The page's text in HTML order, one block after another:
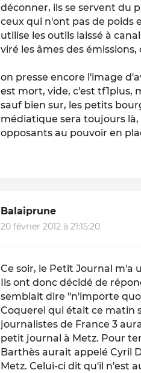
déconner, ils se servent du
ceux qui n'ont pas de poids
utilise les outils laissé à
viré les âmes des
on presse encore l'image
est mort, vide, c'est tf1plus,
sauf bien sur, les petits
médiatique sera toujours là,
opposants au pouvoir en
Balaiprune
20 février 2012 à 21:15:20
Ce soir, le Petit Journal m'a
Ils ont donc décidé de
semblait dire "n'importe
Coquerel qui était ce matin
journalistes de France 3
petit journal à Metz. Pour
Barthès aurait appelé Cyril
Metz. Celui-ci dit qu'il n'est